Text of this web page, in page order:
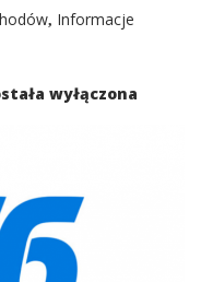
, Informacje
wyłączona